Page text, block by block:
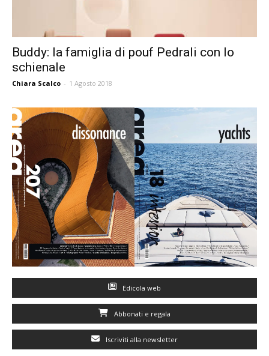
Buddy: la famiglia di pouf Pedrali con lo
schienale
Chiara Scalco - 1 Agosto 2018
Edicola web
Abbonati e regala
Iscriviti alla newsletter